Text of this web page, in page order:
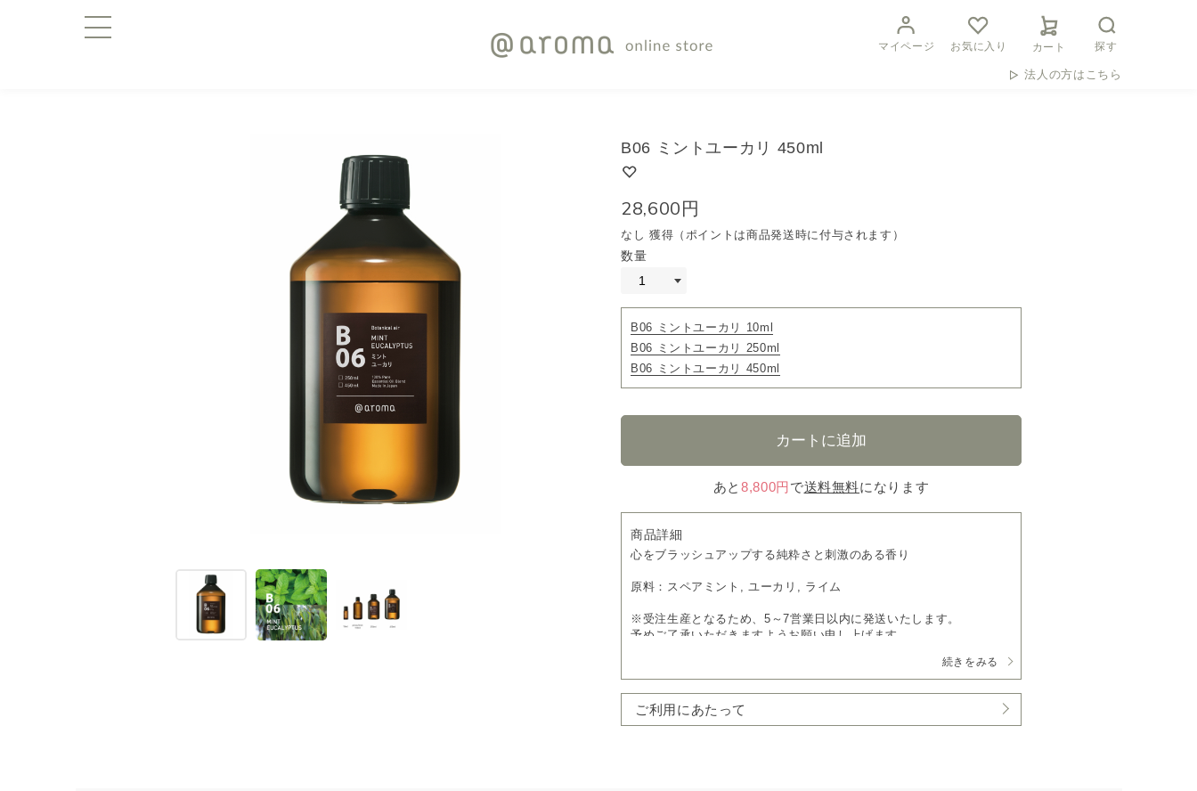
マイページ お気に入り カート 探す
法人の方はこちら
B06 ミントユーカリ 450ml
28,600円
なし 獲得（ポイントは商品発送時に付与されます）
数量
B06 ミントユーカリ 10ml
B06 ミントユーカリ 250ml
B06 ミントユーカリ 450ml
あと8,800円 で送料無料になります
商品詳細
心をブラッシュアップする純粋さと刺激のある香り
原料：スペアミント, ユーカリ, ライム
※受注生産となるため、5～7営業日以内に発送いたします。
予めご了承いただきますようお願い申し上げます。
アロマオイルベー
ス液で希釈いただくことでお使いいただけます。
続きをみる
ご利用にあたって